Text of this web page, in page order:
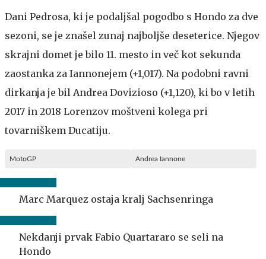
Dani Pedrosa, ki je podaljšal pogodbo s Hondo za dve
sezoni, se je znašel zunaj najboljše deseterice. Njegov
skrajni domet je bilo 11. mesto in več kot sekunda
zaostanka za Iannonejem (+1,017). Na podobni ravni
dirkanja je bil Andrea Dovizioso (+1,120), ki bo v letih
2017 in 2018 Lorenzov moštveni kolega pri
tovarniškem Ducatiju.
MotoGP Andrea Iannone
Marc Marquez ostaja kralj Sachsenringa
Nekdanji prvak Fabio Quartararo se seli na
Hondo